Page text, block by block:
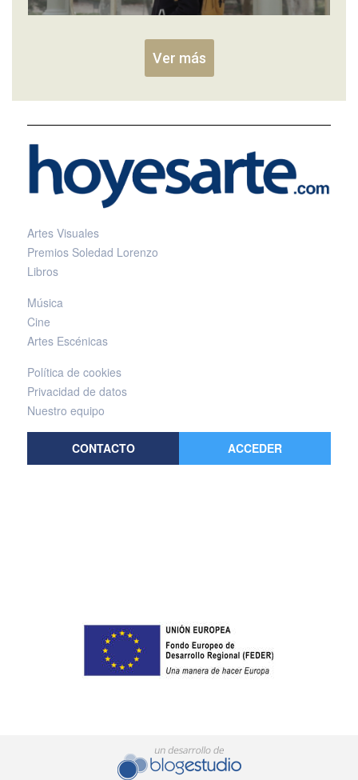
Ver más
Artes Visuales
Premios Soledad Lorenzo
Libros
Música
Cine
Artes Escénicas
Política de cookies
Privacidad de datos
Nuestro equipo
CONTACTO ACCEDER